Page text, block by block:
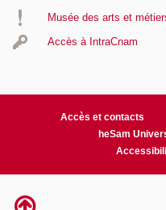
Musée des arts et
Accès à IntraCnam
Accès et contacts
heSam